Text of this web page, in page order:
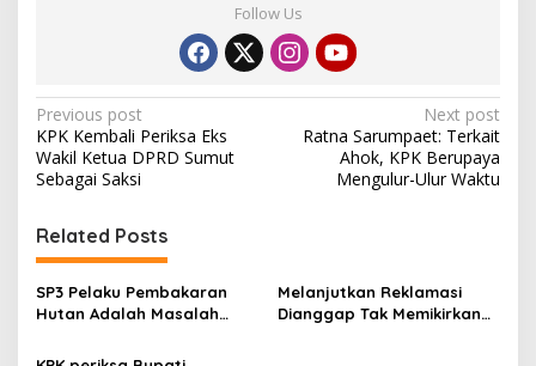
Follow Us
P
o
s
t
n
a
v
i
Previous post
KPK Kembali Periksa Eks
Wakil Ketua DPRD Sumut
Sebagai Saksi
Next post
Ratna Sarumpaet: Terkait
Ahok, KPK Berupaya
Mengulur-Ulur Waktu
Related Posts
SP3 Pelaku Pembakaran
Hutan Adalah Masalah
Melanjutkan Reklamasi
Dianggap Tak Memikirkan